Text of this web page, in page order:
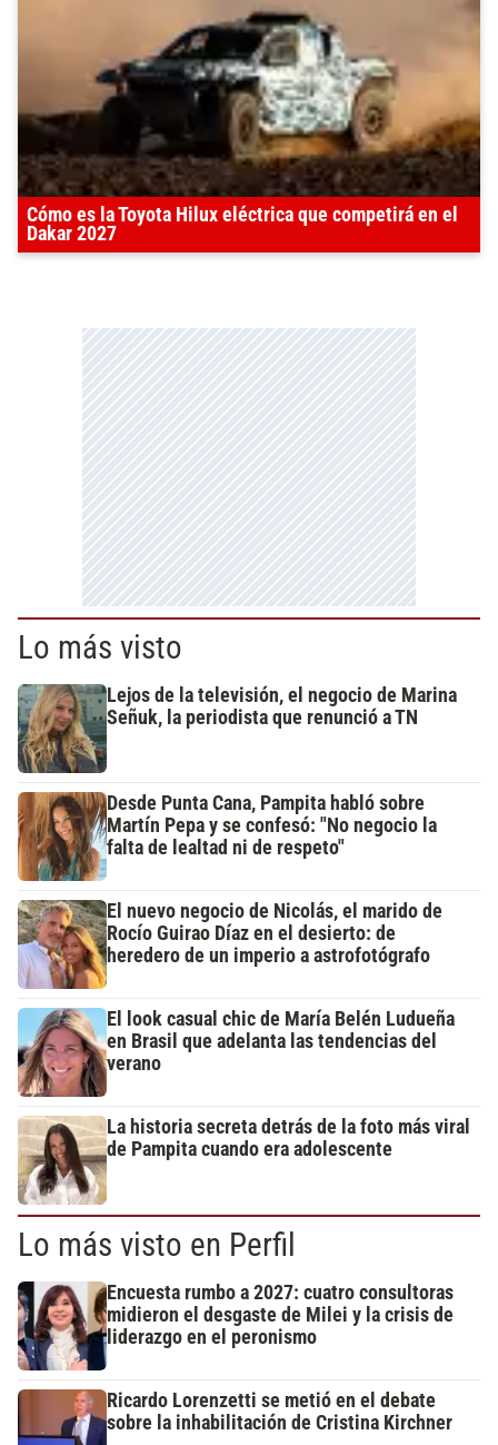
Cómo es la Toyota Hilux eléctrica que competirá en el
Dakar 2027
Lo más visto
Lejos de la televisión, el negocio de Marina
Señuk, la periodista que renunció a TN
Desde Punta Cana, Pampita habló sobre
Martín Pepa y se confesó: "No negocio la
falta de lealtad ni de respeto"
El nuevo negocio de Nicolás, el marido de
Rocío Guirao Díaz en el desierto: de
heredero de un imperio a astrofotógrafo
El look casual chic de María Belén Ludueña
en Brasil que adelanta las tendencias del
verano
La historia secreta detrás de la foto más viral
de Pampita cuando era adolescente
Lo más visto en Perfil
Encuesta rumbo a 2027: cuatro consultoras
midieron el desgaste de Milei y la crisis de
liderazgo en el peronismo
Ricardo Lorenzetti se metió en el debate
sobre la inhabilitación de Cristina Kirchner